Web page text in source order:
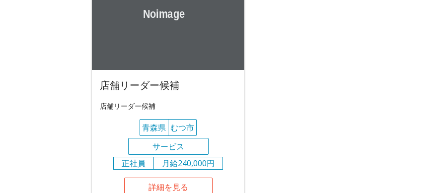
店舗リーダー候補
店舗リーダー候補
青森県 むつ市
サービス
正社員
月給240,000円
詳細を見る